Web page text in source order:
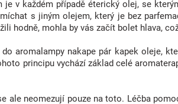
je v každém případě éterický olej, se
s jiným olejem, který je bez
hodně, mohla by vás začít bolet hlava,
aromalampy nakape pár kapek oleje,
principu vychází základ celé
ale neomezují pouze na toto. Léčba